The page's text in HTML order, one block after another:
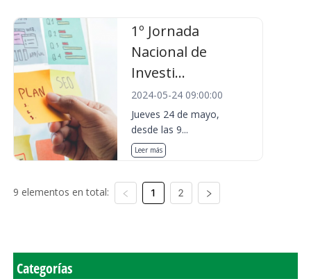
1º Jornada
Nacional de
Investi...
2024-05-24 09:00:00
Jueves 24 de mayo,
desde las 9...
Leer más
9 elementos en total: 1 2
Categorías